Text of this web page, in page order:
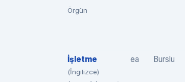
Örgün
İşletme
(İngilizce)
ea Burslu